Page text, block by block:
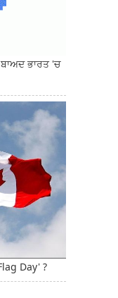
ਭਾਰਤ 'ਚ
Day' ?